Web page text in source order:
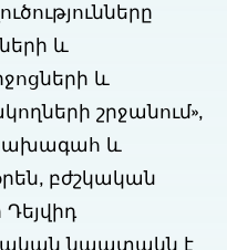
և
և
շրջանում»,
նախագահ և
բժշկական
Դեյվիդ
նպատակն է